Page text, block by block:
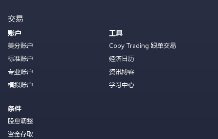
交易
账户
美分账户
标准账户
专业账户
模拟账户
条件
股息调整
资金存取
工具
Copy Trading 跟单交易
经济日历
资讯博客
学习中心